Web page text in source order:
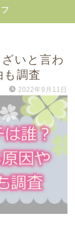
いと言わ
も調査
2022年9月11日